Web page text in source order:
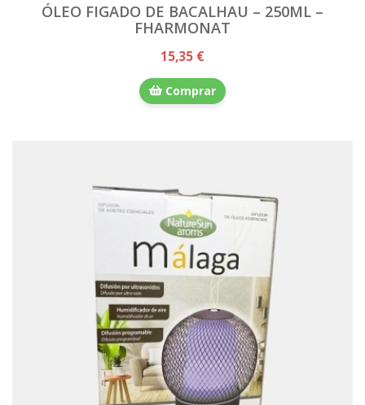
ÓLEO FIGADO DE BACALHAU – 250ML –
FHARMONAT
15,35 €
Comprar